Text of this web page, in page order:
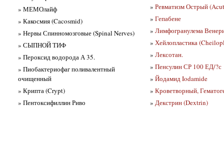
» МЕМОлайф
» Какосмия (Cacosmid)
» Нервы Спинномозговые (Spinal Nerves)
» СЫПНОЙ ТИФ
» Пероксид водорода А 35.
» Пиобактериофаг поливалентный
очищенный
» Крипта (Crypt)
» Пентоксифиллин Риво
» Ревматизм Острый
» Гепабене
» Лимфогранулема
» Хейлопластика
» Лексотан.
» Пенсулин СР 100 ЕД/?с
» Йодамид Iodamide
» Кроветворный,
» Декстрин (Dextrin)